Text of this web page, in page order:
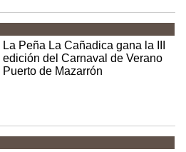
La Peña La Cañadica gana la III
edición del Carnaval de Verano
Puerto de Mazarrón